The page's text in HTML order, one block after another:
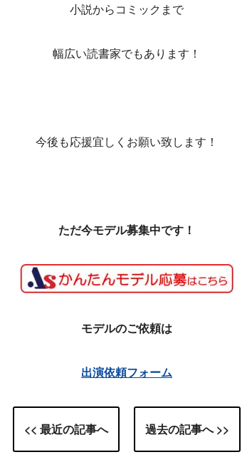
小説からコミックまで
幅広い読書家でもあります！
今後も応援宜しくお願い致します！
ただ今モデル募集中です！
モデルのご依頼は
出演依頼フォーム
<< 最近の記事へ 過去の記事へ >>